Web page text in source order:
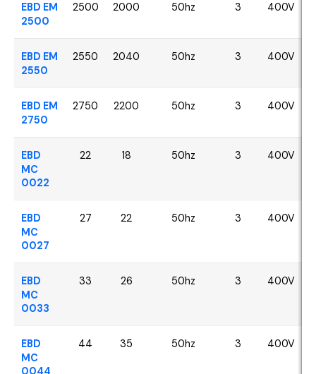
EBD EM
2500
2500 2000 50hz 3 400V
EBD EM
2550
2550 2040 50hz 3 400V
EBD EM
2750
2750 2200 50hz 3 400V
EBD
MC
0022
22 18 50hz 3 400V
EBD
MC
0027
27 22 50hz 3 400V
EBD
MC
0033
33 26 50hz 3 400V
EBD
MC
0044
44 35 50hz 3 400V